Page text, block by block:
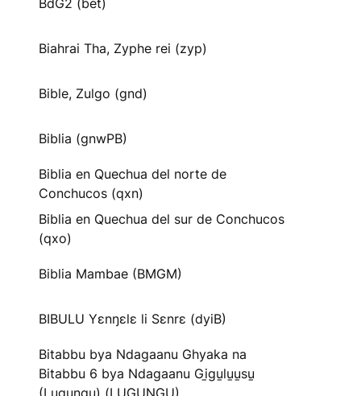
BdG2 (bet)
Biahrai Tha, Zyphe rei (zyp)
Bible, Zulgo (gnd)
Biblia (gnwPB)
Biblia en Quechua del norte de
Conchucos (qxn)
Biblia en Quechua del sur de Conchucos
(qxo)
Biblia Mambae (BMGM)
BIBULU Yɛnŋɛlɛ li Sɛnrɛ (dyiB)
Bitabbu bya Ndagaanu Ghyaka na
Bitabbu 6 bya Ndagaanu Gi̱gu̱lu̱u̱su̱
(Lugungu) (LUGUNGU)